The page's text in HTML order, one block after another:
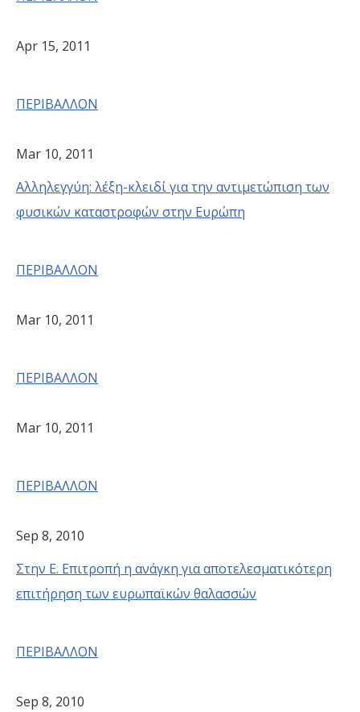
Apr 15, 2011
ΠΕΡΙΒΑΛΛΟΝ
Mar 10, 2011
Αλληλεγγύη: λέξη-κλειδί για την αντιμετώπιση των
φυσικών καταστροφών στην Ευρώπη
ΠΕΡΙΒΑΛΛΟΝ
Mar 10, 2011
ΠΕΡΙΒΑΛΛΟΝ
Mar 10, 2011
ΠΕΡΙΒΑΛΛΟΝ
Sep 8, 2010
Στην Ε. Επιτροπή η ανάγκη για αποτελεσματικότερη
επιτήρηση των ευρωπαϊκών θαλασσών
ΠΕΡΙΒΑΛΛΟΝ
Sep 8, 2010